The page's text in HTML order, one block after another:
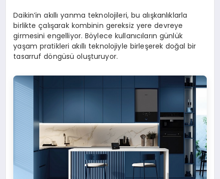
Daikin’in akıllı yanma teknolojileri, bu alışkanlıklarla
birlikte çalışarak kombinin gereksiz yere devreye
girmesini engelliyor. Böylece kullanıcıların günlük
yaşam pratikleri akıllı teknolojiyle birleşerek doğal bir
tasarruf döngüsü oluşturuyor.